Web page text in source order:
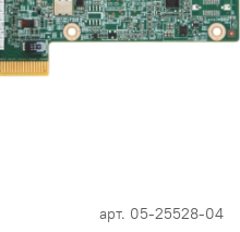
арт. 05-25528-04